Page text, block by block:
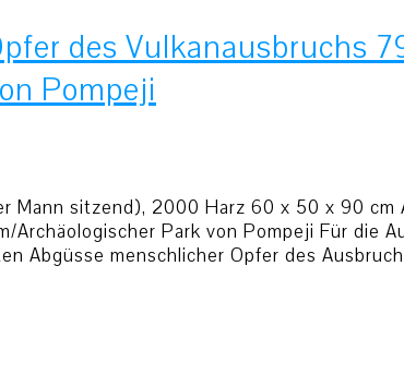
des Vulkanausbruchs
Pompeji
Mann sitzend), 2000 Harz 60 x 50 x 90
Park von Pompeji Für die
Abgüsse menschlicher Opfer des